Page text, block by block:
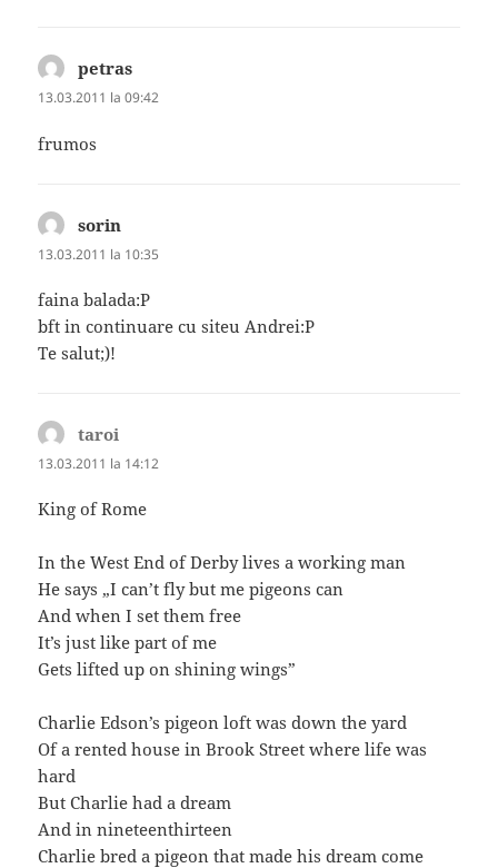
petras
13.03.2011 la 09:42
frumos
sorin
13.03.2011 la 10:35
faina balada:P
bft in continuare cu siteu Andrei:P
Te salut;)!
taroi
13.03.2011 la 14:12
King of Rome
In the West End of Derby lives a working man
He says „I can’t fly but me pigeons can
And when I set them free
It’s just like part of me
Gets lifted up on shining wings”
Charlie Edson’s pigeon loft was down the yard
Of a rented house in Brook Street where life was
hard
But Charlie had a dream
And in nineteenthirteen
Charlie bred a pigeon that made his dream come